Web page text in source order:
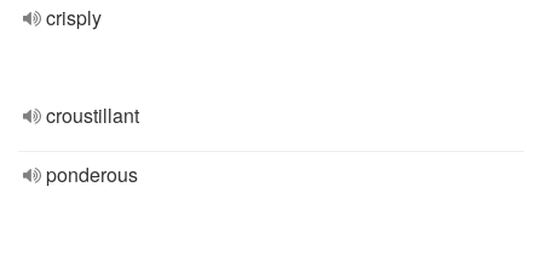
crisply
croustillant
ponderous